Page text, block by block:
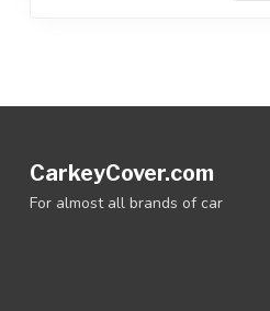
CarkeyCover.com
For almost all brands of car